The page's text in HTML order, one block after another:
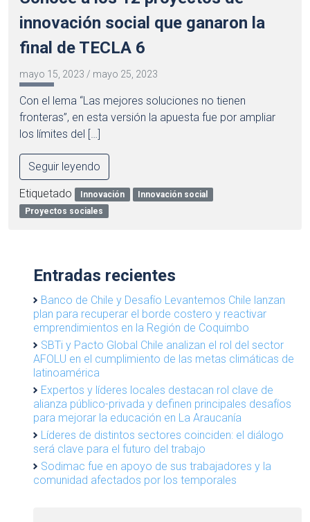
innovación social que ganaron la
final de TECLA 6
mayo 15, 2023 / mayo 25, 2023
Con el lema “Las mejores soluciones no tienen
fronteras”, en esta versión la apuesta fue por ampliar
los límites del […]
Seguir leyendo
Etiquetado Innovación
Innovación social
Proyectos sociales
Entradas recientes
Banco de Chile y Desafío Levantemos Chile lanzan
plan para recuperar el borde costero y reactivar
emprendimientos en la Región de Coquimbo
SBTi y Pacto Global Chile analizan el rol del sector
AFOLU en el cumplimiento de las metas climáticas de
latinoamérica
Expertos y líderes locales destacan rol clave de
alianza público-privada y definen principales desafíos
para mejorar la educación en La Araucanía
Líderes de distintos sectores coinciden: el diálogo
será clave para el futuro del trabajo
Sodimac fue en apoyo de sus trabajadores y la
comunidad afectados por los temporales